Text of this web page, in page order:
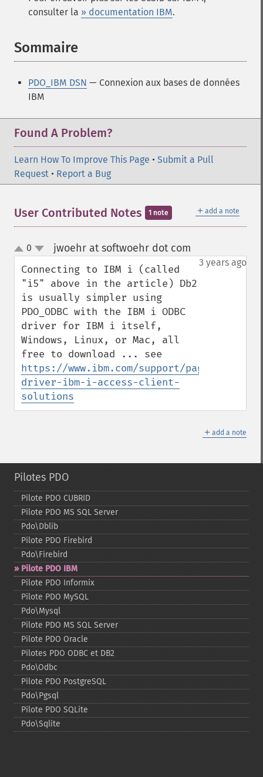
consulter la » documentation IBM.
Sommaire
PDO_IBM DSN — Connexion aux bases de données
IBM
Found A Problem?
Learn How To Improve This Page • Submit a Pull
Request • Report a Bug
＋ add a note
User Contributed Notes 1 note
up
down
0 jwoehr at softwoehr dot com
3 years ago
Connecting to IBM i (called
"i5" above in the article) Db2
is usually simpler using
PDO_ODBC with the IBM i ODBC
driver for IBM i itself,
Windows, Linux, or Mac, all
https://www.ibm.com/support/pages/odbc-
driver-ibm-i-access-client-
solutions
＋ add a note
Pilotes PDO
Pilote PDO CUBRID
Pilote PDO MS SQL Server
Pdo\Dblib
Pilote PDO Firebird
Pdo\Firebird
Pilote PDO IBM
Pilote PDO Informix
Pilote PDO MySQL
Pdo\Mysql
Pilote PDO MS SQL Server
Pilote PDO Oracle
Pilotes PDO ODBC et DB2
Pdo\Odbc
Pilote PDO PostgreSQL
Pdo\Pgsql
Pilote PDO SQLite
Pdo\Sqlite